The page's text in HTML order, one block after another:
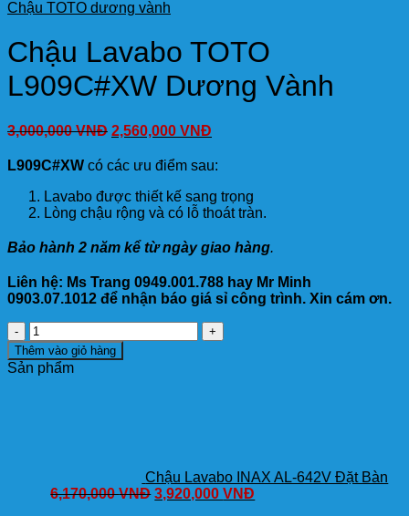
Chậu TOTO dương vành
Chậu Lavabo TOTO
L909C#XW Dương Vành
3,000,000VNĐ 2,560,000 VNĐ
L909C#XW có các ưu điểm sau:
Lavabo được thiết kế sang trọng
Lòng chậu rộng và có lỗ thoát tràn.
Bảo hành 2 năm kể từ ngày giao hàng.
Liên hệ: Ms Trang 0949.001.788 hay Mr Minh
0903.07.1012 để nhận báo giá sỉ công trình. Xin cám ơn.
Chậu
Lavabo
TOTO
L909C#XW
Thêm vào giỏ hàng
Sản phẩm
Chậu Lavabo INAX AL-642V Đặt Bàn
6,170,000VNĐ 3,920,000VNĐ